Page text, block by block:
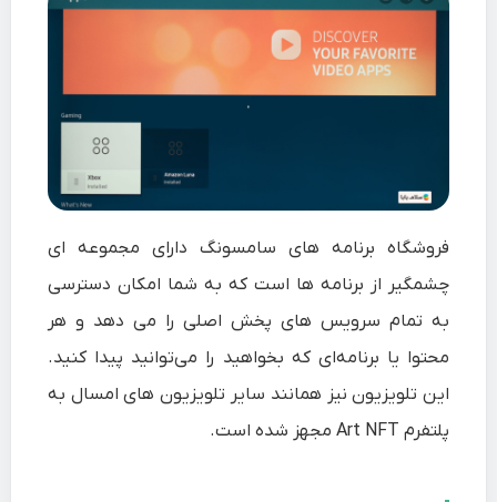
فروشگاه برنامه های سامسونگ دارای مجموعه ای
چشمگیر از برنامه ها است که به شما امکان دسترسی
به تمام سرویس های پخش اصلی را می دهد و هر
محتوا یا برنامه‌ای که بخواهید را می‌توانید پیدا کنید.
این تلویزیون نیز همانند سایر تلویزیون های امسال به
پلتفرم Art NFT مجهز شده است.